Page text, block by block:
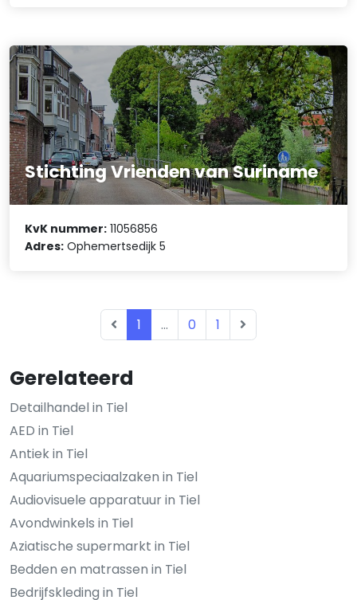
Gerelateerd
Detailhandel in Tiel
AED in Tiel
Antiek in Tiel
Aquariumspeciaalzaken in Tiel
Audiovisuele apparatuur in Tiel
Avondwinkels in Tiel
Aziatische supermarkt in Tiel
Bedden en matrassen in Tiel
Bedrijfskleding in Tiel
Stichting Vrienden van Suriname
KvK nummer: 11056856
Adres: Ophemertsedijk 5
1 ... 0 1